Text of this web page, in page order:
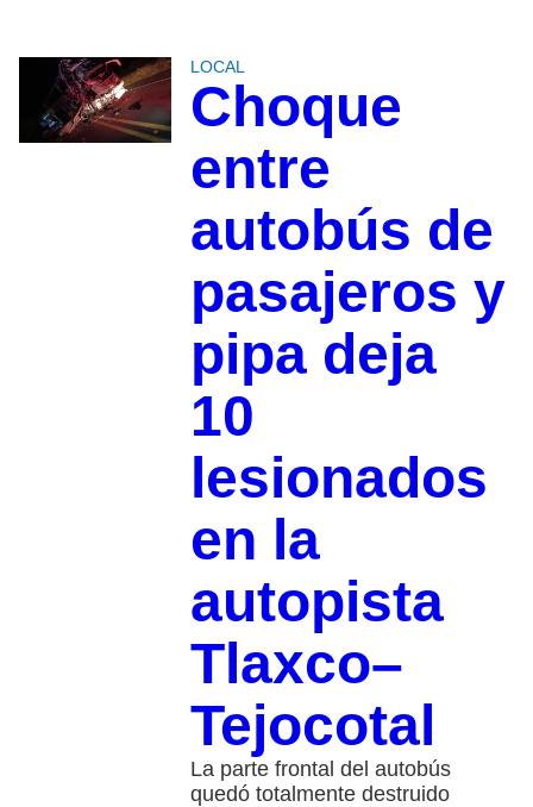
LOCAL
Choque
entre
autobús de
pasajeros y
pipa deja
10
lesionados
en la
autopista
Tlaxco–
Tejocotal
La parte frontal del autobús
quedó totalmente destruido